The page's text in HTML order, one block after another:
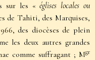
sur les «églises locales ou
de Tahiti, des Marquises,
des diocèses de plein
les deux autres grandes
comme suffragant ; Mgr